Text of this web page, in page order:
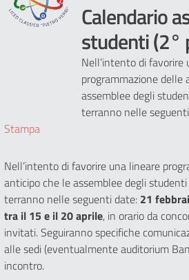
Calendario
studenti (2°
Nell’intento di favorire
programmazione
assemblee degli
terranno nelle
Stampa
Nell’intento di favorire una lineare
anticipo che le assemblee degli
terranno nelle seguenti date: 21
tra il 15 e il 20 aprile, in orario da
invitati. Seguiranno specifiche
alle sedi (eventualmente auditorium
incontro.